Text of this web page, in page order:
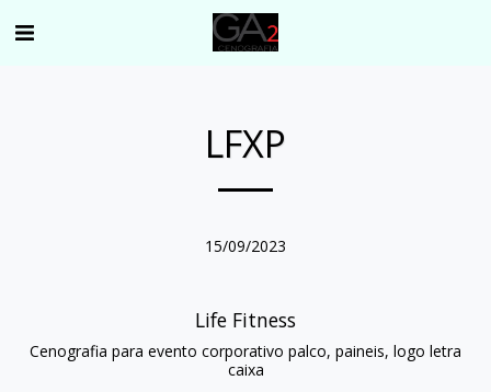
LFXP
15/09/2023
Life Fitness
Cenografia para evento corporativo palco, paineis, logo letra
caixa